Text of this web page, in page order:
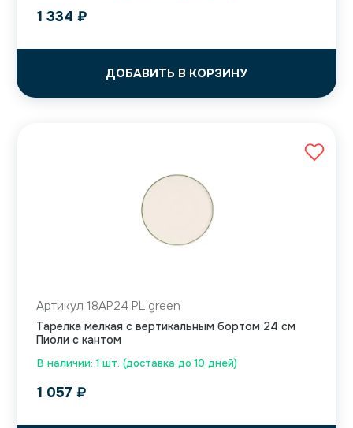
1 334 ₽
ДОБАВИТЬ В КОРЗИНУ
В наличии: 1 шт. (доставка до 10 дней)
Артикул 18AP24 PL green
Тарелка мелкая с вертикальным бортом 24 см
Пиоли с кантом
1 057 ₽